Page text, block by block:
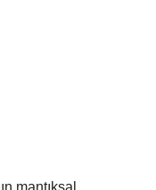
mantıksal